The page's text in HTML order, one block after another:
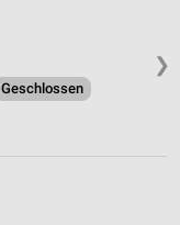
❯
Geschlossen